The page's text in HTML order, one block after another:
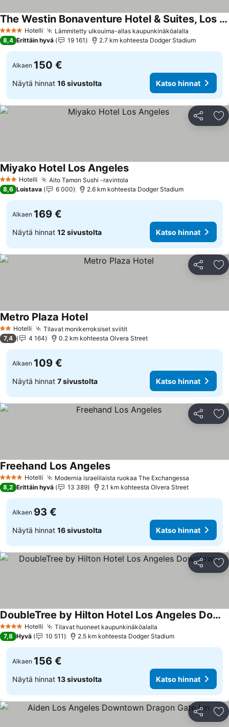
4 Tähtiluokitus
Hotelli Lämmitetty ulkouima-allas kaupunkinäköalalla
The Westin Bonaventure Hotel & Suites, Los Angeles
8,4 Erittäin hyvä 19 161 2.7 km kohteesta Dodger Stadium
Alkaen 150 €
Näytä hinnat 16 sivustolta Katso hinnat
Jaa
3 Tähtiluokitus
Hotelli Aito Tamon Sushi -ravintola
Miyako Hotel Los Angeles
8,6 Loistava 6 000 2.6 km kohteesta Dodger Stadium
Alkaen 169 €
Näytä hinnat 12 sivustolta Katso hinnat
Jaa
2 Tähtiluokitus
Hotelli Tilavat monikerroksiset sviitit
Metro Plaza Hotel
7,4 4 164 0.2 km kohteesta Olvera Street
Alkaen 109 €
Näytä hinnat 7 sivustolta Katso hinnat
Jaa
4 Tähtiluokitus
Hotelli Modernia israelilaista ruokaa The Exchangessa
Freehand Los Angeles
8,2 Erittäin hyvä 13 389 2.1 km kohteesta Olvera Street
Alkaen 93 €
Näytä hinnat 16 sivustolta Katso hinnat
Jaa
4 Tähtiluokitus
Hotelli Tilavat huoneet kaupunkinäköalalla
DoubleTree by Hilton Hotel Los Angeles Downtown
7,8 Hyvä 10 511 2.5 km kohteesta Dodger Stadium
Alkaen 156 €
Näytä hinnat 13 sivustolta Katso hinnat
Jaa